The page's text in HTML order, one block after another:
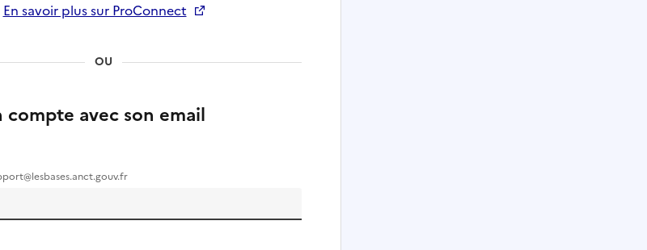
En savoir plus sur ProConnect
OU
compte avec son email